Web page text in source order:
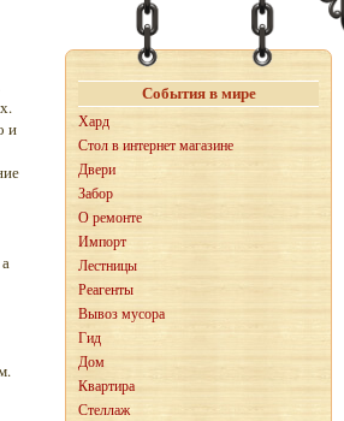
и
События в мире
Хард
Стол в интернет магазине
Двери
Забор
О ремонте
Импорт
Лестницы
Реагенты
Вывоз мусора
Гид
Дом
Квартира
Стеллаж